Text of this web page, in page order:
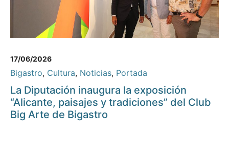
17/06/2026
Bigastro, Cultura, Noticias, Portada
La Diputación inaugura la exposición
“Alicante, paisajes y tradiciones” del Club
Big Arte de Bigastro